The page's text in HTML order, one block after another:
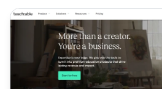
Programme d'affiliation Teachable